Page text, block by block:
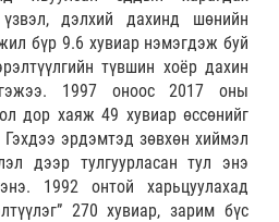
дэлхий дахинд шөнийн
жил бүр 9.6 хувиар нэмэгдэж буй
түвшин хоёр дахин
1997 оноос 2017 оны
дор хаяж 49 хувиар өссөнийг
эрдэмтэд зөвхөн хиймэл
дээр тулгуурласан тул энэ
1992 онтой харьцуулахад
270 хувиар, зарим бүс